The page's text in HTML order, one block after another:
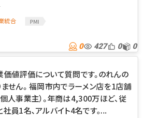
統合 PMI
0 427 0 0
価値評価について質問です。のれんの
せん。 福岡市内でラーメン店を1店舗
人事業主）。年商は4,300万ほど、従
員1名、アルバイト4名です。...